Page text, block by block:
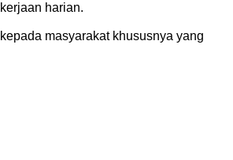
harian.
masyarakat khususnya yang